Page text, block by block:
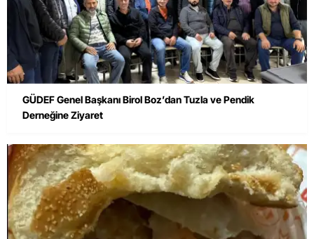
GÜDEF Genel Başkanı Birol Boz’dan Tuzla ve Pendik
Derneğine Ziyaret